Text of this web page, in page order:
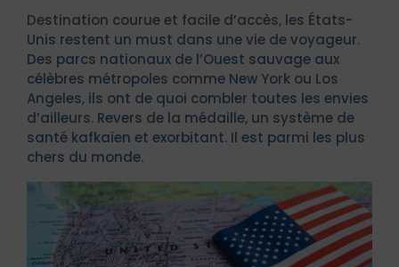
Destination courue et facile d’accès, les États-
Unis restent un must dans une vie de voyageur.
Des parcs nationaux de l’Ouest sauvage aux
célèbres métropoles comme New York ou Los
Angeles, ils ont de quoi combler toutes les envies
d’ailleurs. Revers de la médaille, un système de
santé kafkaïen et exorbitant. Il est parmi les plus
chers du monde.